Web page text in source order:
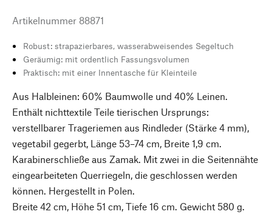
Artikelnummer 88871
Robust: strapazierbares, wasserabweisendes Segeltuch
Geräumig: mit ordentlich Fassungsvolumen
Praktisch: mit einer Innentasche für Kleinteile
Aus Halbleinen: 60% Baumwolle und 40% Leinen.
Enthält nichttextile Teile tierischen Ursprungs:
verstellbarer Trageriemen aus Rindleder (Stärke 4 mm),
vegetabil gegerbt, Länge 53–74 cm, Breite 1,9 cm.
Karabinerschließe aus Zamak. Mit zwei in die Seitennähte
eingearbeiteten Querriegeln, die geschlossen werden
können. Hergestellt in Polen.
Breite 42 cm, Höhe 51 cm, Tiefe 16 cm. Gewicht 580 g.